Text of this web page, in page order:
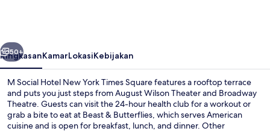
Times
Square
Berikutnya
50+
RingkasanKamarLokasiKebijakan
M Social Hotel New York Times Square features a rooftop terrace
and puts you just steps from August Wilson Theater and Broadway
Theatre. Guests can visit the 24-hour health club for a workout or
grab a bite to eat at Beast & Butterflies, which serves American
cuisine and is open for breakfast, lunch, and dinner. Other